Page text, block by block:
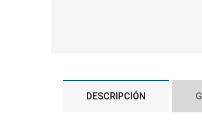
DESCRIPCIÓN